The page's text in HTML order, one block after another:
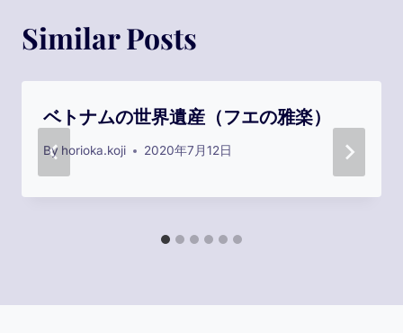
ゲ
ー
シ
ョ
ン
Similar Posts
ベトナムの世界遺産（フエの雅楽）
By horioka.koji 2020年7月12日